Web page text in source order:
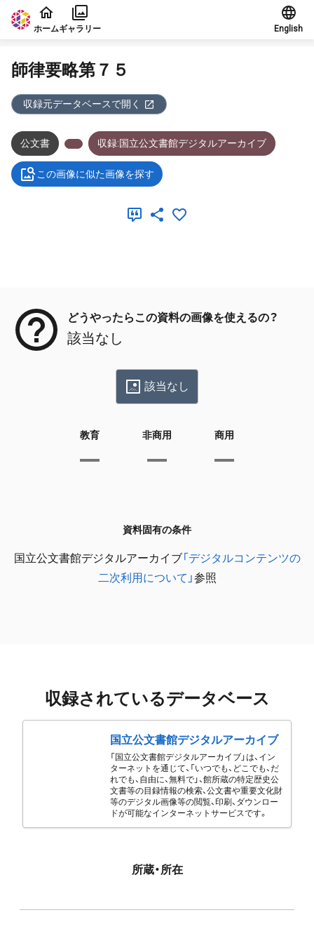
本文に飛ぶ
ホームギャラリー English
師律要略第７５
収録元データベースで開く
公文書 収録:国立公文書館デジタルアーカイブ
この画像に似た画像を探す
どうやったらこの資料の画像を使えるの？
該当なし
該当なし
教育 非商用 商用
資料固有の条件
国立公文書館デジタルアーカイブ「デジタルコンテンツの
二次利用について」参照
収録されているデータベース
国立公文書館デジタルアーカイブ
「国立公文書館デジタルアーカイブ」は、イン
ターネットを通じて、「いつでも、どこでも、だ
れでも、自由に、無料で」、館所蔵の特定歴史公
文書等の目録情報の検索、公文書や重要文化財
等のデジタル画像等の閲覧、印刷、ダウンロー
ドが可能なインターネットサービスです。
所蔵・所在